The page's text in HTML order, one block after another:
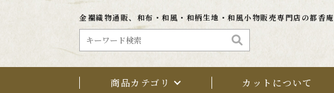
金襴織物通販、和布・和風・和柄生地・和風小物販売専門店の都香庵
商品カテゴリ カットについて